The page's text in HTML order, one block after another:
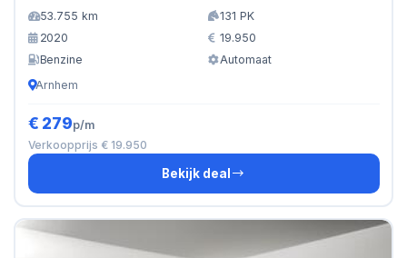
53.755 km
131 PK
2020
19.950
Benzine
Automaat
Arnhem
€ 279p/m
Verkoopprijs € 19.950
Bekijk deal